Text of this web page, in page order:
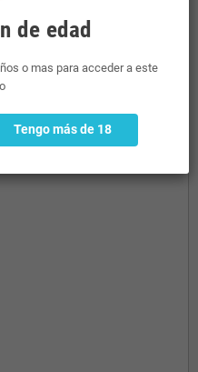
de edad
o mas para acceder a este
Tengo más de 18